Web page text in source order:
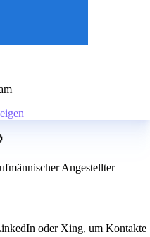
Angestellter
oder Xing, um Kontakte